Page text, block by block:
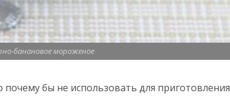
банановое мороженое
бы не использовать для приготовления